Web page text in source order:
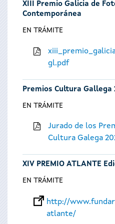
XIII Premio Galicia de
Contemporánea
EN TRÁMITE
gl.pdf
Premios Cultura Gallega
EN TRÁMITE
Jurado de los
Cultura Galega
XIV PREMIO ATLANTE
EN TRÁMITE
http://
atlante/